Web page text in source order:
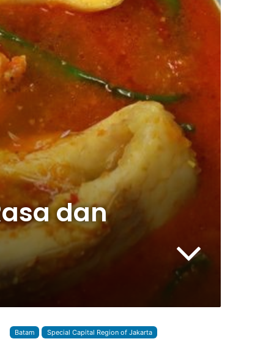
dan
Batam Special Capital Region of Jakarta